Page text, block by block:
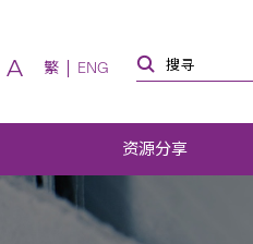
A 繁 ENG
资源分享